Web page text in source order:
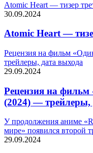
Atomic Heart — тизер
30.09.2024
Atomic Heart —
Рецензия на фильм
трейлеры, дата выхода
29.09.2024
Рецензия на фильм
(2024) — трейлеры,
У продолжения аниме
мире» появился второй
29.09.2024